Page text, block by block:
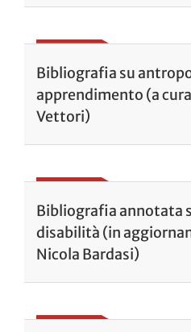
Bibliografia su
apprendimento (a
Vettori)
Bibliografia annotata
disabilità (in
Nicola Bardasi)